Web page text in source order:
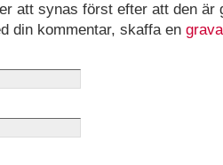
att synas först efter att den är
din kommentar, skaffa en